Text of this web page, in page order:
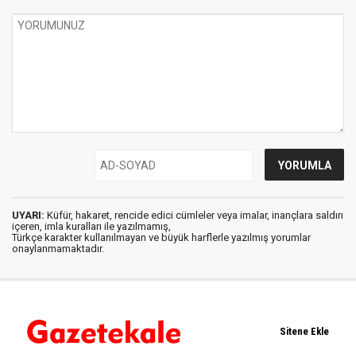
UYARI: Küfür, hakaret, rencide edici cümleler veya imalar, inançlara saldırı
içeren, imla kuralları ile yazılmamış,
Türkçe karakter kullanılmayan ve büyük harflerle yazılmış yorumlar
onaylanmamaktadır.